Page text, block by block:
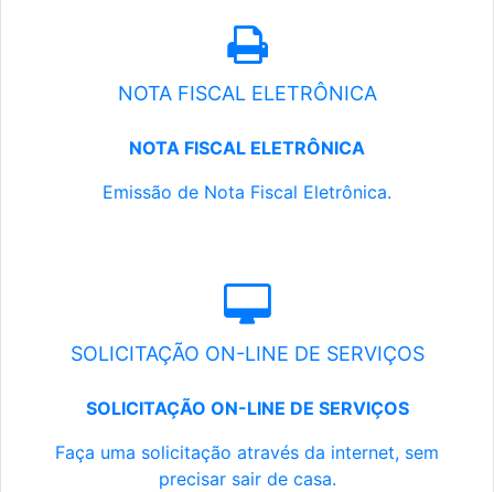
NOTA FISCAL ELETRÔNICA
NOTA FISCAL ELETRÔNICA
Emissão de Nota Fiscal Eletrônica.
SOLICITAÇÃO ON-LINE DE SERVIÇOS
SOLICITAÇÃO ON-LINE DE SERVIÇOS
Faça uma solicitação através da internet, sem
precisar sair de casa.